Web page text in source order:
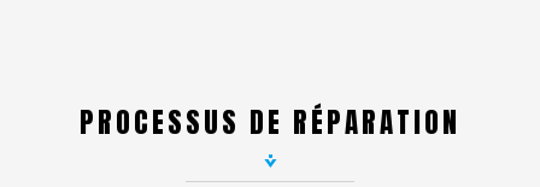
PROCESSUS DE RÉPARATION